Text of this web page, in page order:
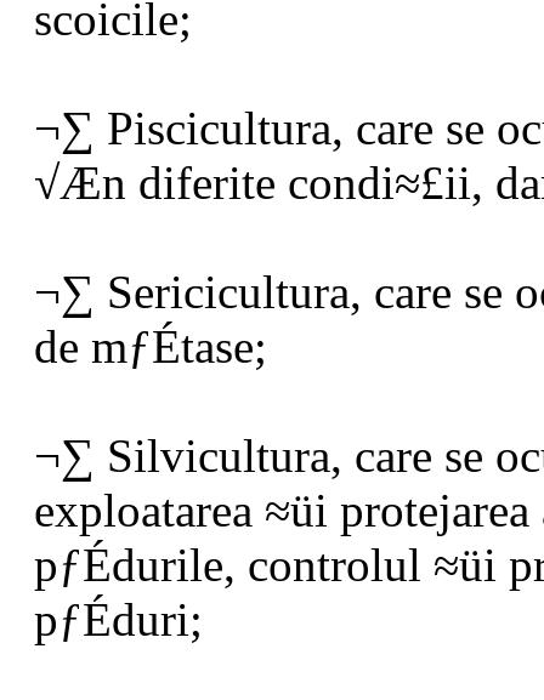
scoicile;
¬∑ Piscicultura, care se
√Æn diferite condi≈£ii,
¬∑ Sericicultura, care se
de mƒÉtase;
¬∑ Silvicultura, care se
exploatarea ≈üi
pƒÉdurile, controlul ≈üi
pƒÉduri;